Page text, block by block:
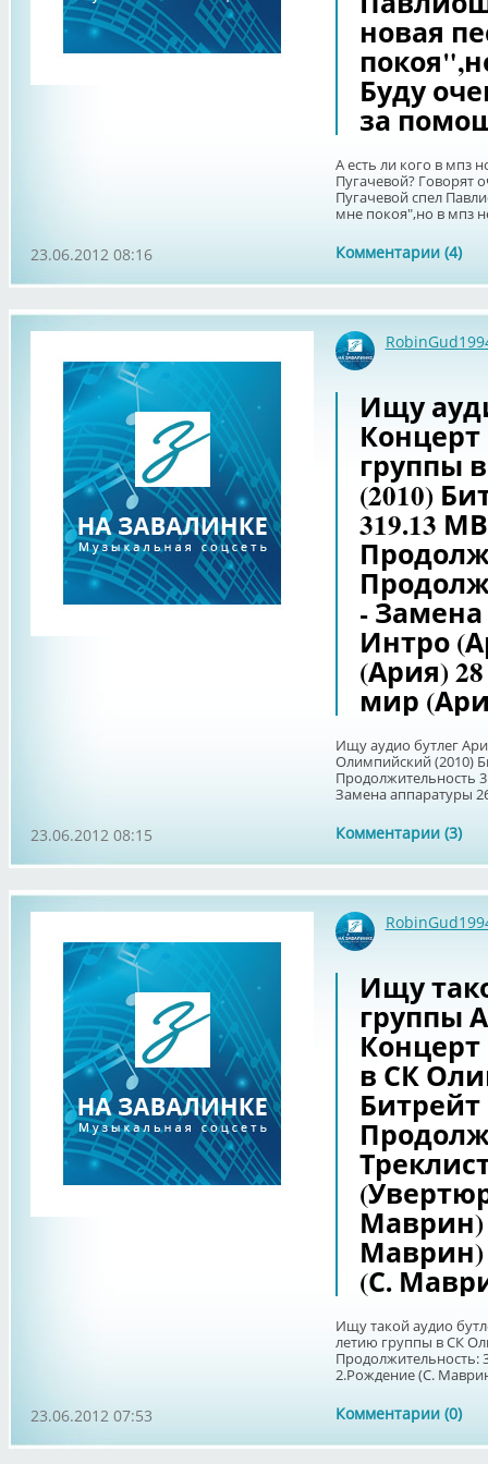
новая
Буду
за
А есть ли кого в мпз
Пугачевой?
Пугачевой спел
мне покоя",но в мпз
Комментарии (4)
23.06.2012 08:16
Ищу
Концерт
группы
(2010)
319.13
- Замена
Интро
(Ария)
мир
Ищу аудио бутлег
Олимпийский (2010)
Продолжительность
Замена аппаратуры
Комментарии (3)
23.06.2012 08:15
Ищу
группы
в СК
Битрейт
Маврин)
Маврин)
(С.
Ищу такой аудио
летию группы в СК
Продолжительность:
2.Рождение (С.
Комментарии (0)
23.06.2012 07:53